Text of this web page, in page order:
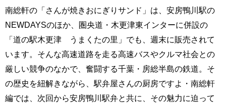
南総軒の「さんが焼きおにぎりサンド」は、安房鴨川駅の
NEWDAYSのほか、圏央道・木更津東インターに併設の
「道の駅木更津 うまくたの里」でも、週末に販売されて
います。そんな高速道路を走る高速バスやクルマ社会との
厳しい競争のなかで、奮闘する千葉・房総半島の鉄道。そ
の歴史を紐解きながら、駅弁屋さんの厨房ですよ・南総軒
編では、次回から安房鴨川駅弁と共に、その魅力に迫って